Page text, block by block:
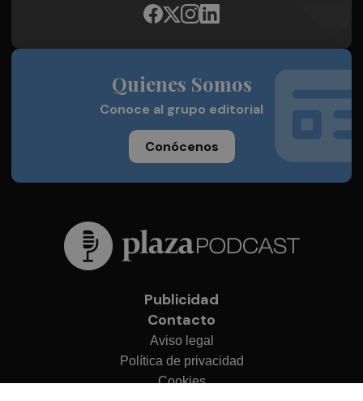
Quienes Somos
Conoce al grupo editorial
Conócenos
Publicidad
Contacto
Aviso legal
Política de privacidad
Cookies